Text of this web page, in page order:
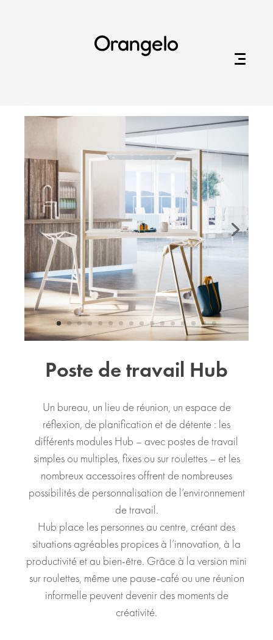
Orangelo
Poste de travail Hub
Un bureau, un lieu de réunion, un espace de
réflexion, de planification et de détente : les
différents modules Hub – avec postes de travail
simples ou multiples, fixes ou sur roulettes – et les
nombreux accessoires offrent de nombreuses
possibilités de personnalisation de l’environnement
de travail.
Hub place les personnes au centre, créant des
situations agréables propices à l’innovation, à la
productivité et au bien-être. Grâce à la version mini
sur roulettes, même une pause-café ou une réunion
informelle peuvent devenir des moments de
créativité.